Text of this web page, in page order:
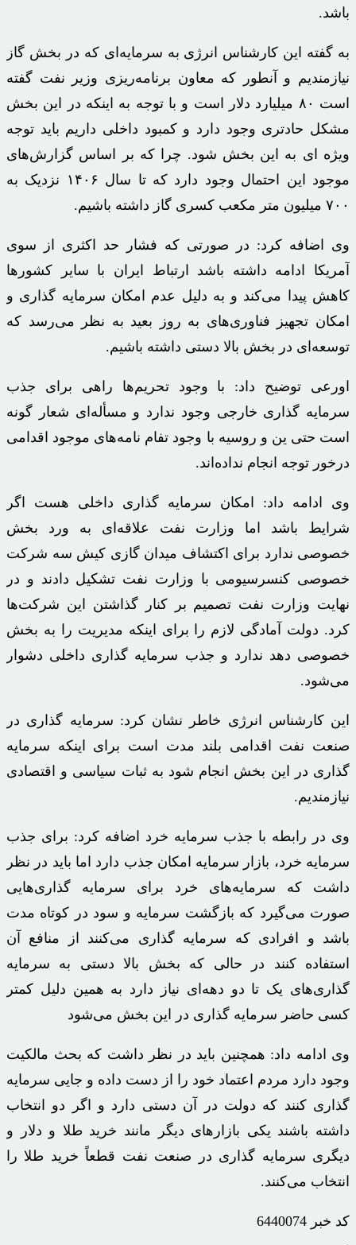
باشد.
به گفته این کارشناس انرژی به سرمایه‌ای که در بخش گاز
نیازمندیم و آنطور که معاون برنامه‌ریزی وزیر نفت گفته
است ۸۰ میلیارد دلار است و با توجه به اینکه در این بخش
مشکل حادتری وجود دارد و کمبود داخلی داریم باید توجه
ویژه
ای به این بخش شود. چرا که بر اساس گزارش‌های
موجود این احتمال وجود دارد که تا سال ۱۴۰۶ نزدیک به
۷۰۰ میلیون متر مکعب کسری گاز داشته باشیم.
وی اضافه کرد: در صورتی که فشار حد اکثری از سوی
آمریکا ادامه داشته باشد ارتباط ایران با سایر کشورها
کاهش پیدا می‌کند و به دلیل عدم امکان سرمایه گذاری و
امکان تجهیز فناوری‌های به روز بعید به نظر می‌رسد که
توسعه‌ای در بخش بالا دستی داشته باشیم.
اورعی توضیح داد: با وجود تحریم‌ها راهی برای جذب
سرمایه گذاری خارجی وجود ندارد و مسأله‌ای شعار گونه
است حتی ین و روسیه با وجود تفام نامه‌های موجود اقدامی
درخور توجه انجام نداده‌اند.
وی ادامه داد: امکان سرمایه گذاری داخلی هست اگر
شرایط باشد اما وزارت نفت علاقه‌ای به ورد بخش
خصوصی ندارد برای اکتشاف میدان گازی کیش سه شرکت
خصوصی کنسرسیومی با وزارت نفت تشکیل دادند و در
نهایت وزارت نفت تصمیم بر کنار گذاشتن این شرکت‌ها
کرد. دولت آمادگی لازم را برای اینکه مدیریت را به بخش
خصوصی دهد ندارد و جذب سرمایه گذاری داخلی دشوار
می‌شود.
این کارشناس انرژی خاطر نشان کرد: سرمایه گذاری در
صنعت نفت اقدامی بلند مدت است برای اینکه سرمایه
گذاری در این بخش انجام شود به ثبات سیاسی و اقتصادی
نیازمندیم.
وی در رابطه با جذب سرمایه خرد اضافه کرد: برای جذب
سرمایه خرد، بازار سرمایه امکان جذب دارد اما باید در نظر
داشت که سرمایه‌های خرد برای سرمایه گذاری‌هایی
صورت می‌گیرد که بازگشت سرمایه و سود در کوتاه مدت
باشد و افرادی که سرمایه گذاری می‌کنند از منافع آن
استفاده کنند در حالی که بخش بالا دستی به سرمایه
گذاری‌های یک تا دو دهه‌ای نیاز دارد به همین دلیل کمتر
کسی حاضر سرمایه گذاری در این بخش می‌شود
وی ادامه داد: همچنین باید در نظر داشت که بحث مالکیت
وجود دارد مردم اعتماد خود را از دست داده و جایی سرمایه
گذاری کنند که دولت در آن دستی دارد و اگر دو انتخاب
داشته باشند یکی بازارهای دیگر مانند خرید طلا و دلار و
دیگری سرمایه گذاری در صنعت نفت قطعاً خرید طلا را
انتخاب می‌کنند.
کد خبر 6440074